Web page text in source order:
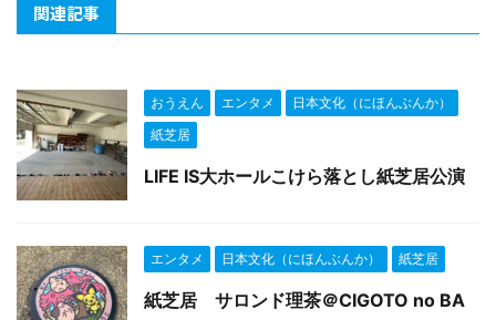
関連記事
おうえん エンタメ
日本文化（にほんぶんか）
紙芝居
LIFE IS大ホールこけら落とし紙芝居公演
エンタメ 日本文化（にほんぶんか） 紙芝居
紙芝居 サロンド理茶＠CIGOTO no BA